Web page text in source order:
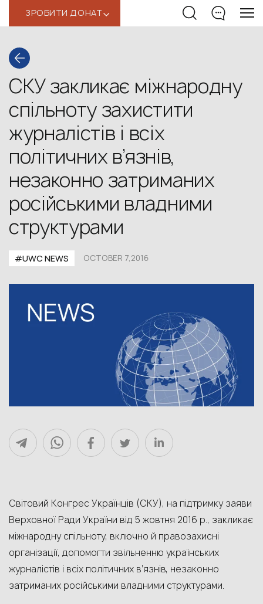
ЗРОБИТИ ДОНАТ‹
СКУ закликає міжнародну
спільноту захистити
журналістів і всіх
політичних в’язнів,
незаконно затриманих
російськими владними
структурами
#UWC NEWS OCTOBER 7,2016
Світовий Конґрес Українців (СКУ), на підтримку заяви
Верховної Ради України від 5 жовтня 2016 р., закликає
міжнародну спільноту, включно й правозахисні
організації, допомогти звільненню українських
журналістів і всіх політичних в’язнів, незаконно
затриманих російськими владними структурами.